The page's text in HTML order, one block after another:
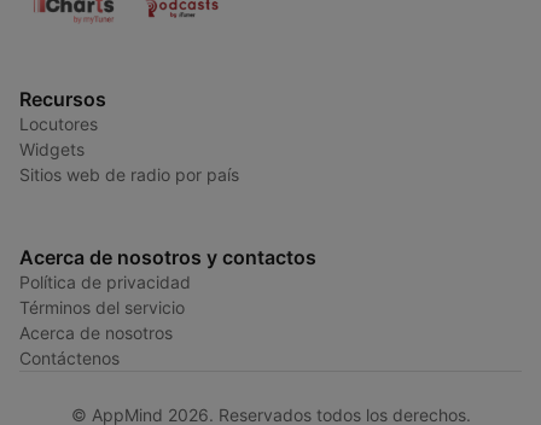
Recursos
Locutores
Widgets
Sitios web de radio por país
Acerca de nosotros y contactos
Política de privacidad
Términos del servicio
Acerca de nosotros
Contáctenos
© AppMind 2026. Reservados todos los derechos.